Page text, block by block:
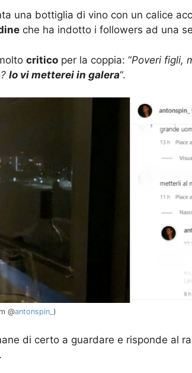
una bottiglia di vino con un calice
che ha indotto i followers ad una
critico per la coppia: “Poveri figli,
Io vi metterei in galera“.
@antonspin_ )
di certo a guardare e risponde al